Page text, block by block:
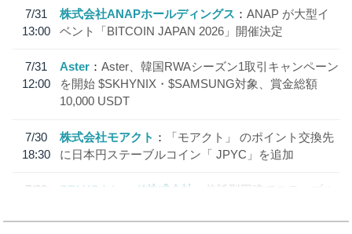
7/31
13:00
株式会社ANAPホールディングス
ANAP が大型イ
ベント「BITCOIN JAPAN 2026」開催決定
7/31
12:00
Aster
Aster、韓国RWAシーズン1取引キャンペーン
を開始 $SKHYNIX・$SAMSUNG対象、賞金総額
10,000 USDT
7/30
18:30
株式会社モアクト
「モアクト」 のポイント交換先
に日本円ステーブルコイン「 JPYC」を追加
7/29
SBI VCトレード株式会社
信託型円建てステーブル